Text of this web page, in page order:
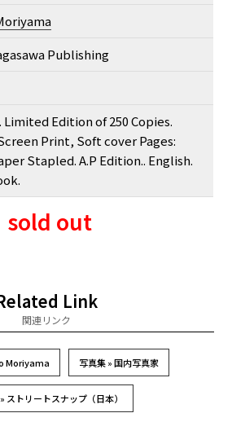
Publishing
Limited Edition of 250 Copies.
Print, Soft cover Pages:
Stapled. A.P Edition.. English.
sold out
Link
関連リンク
Moriyama 写真集 » 国内写真家
ストリートスナップ（日本）